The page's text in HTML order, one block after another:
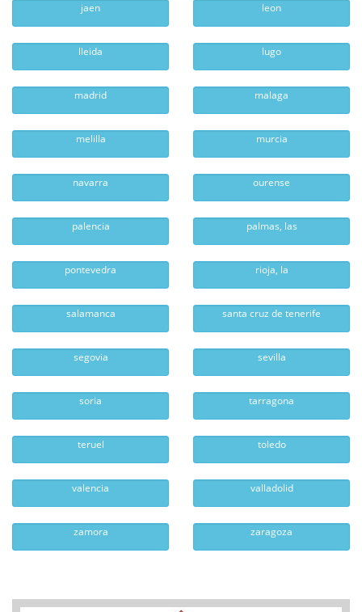
jaen leon
lleida lugo
madrid malaga
melilla murcia
navarra ourense
palencia palmas, las
pontevedra rioja, la
salamanca santa cruz de tenerife
segovia sevilla
soria tarragona
teruel toledo
valencia valladolid
zamora zaragoza